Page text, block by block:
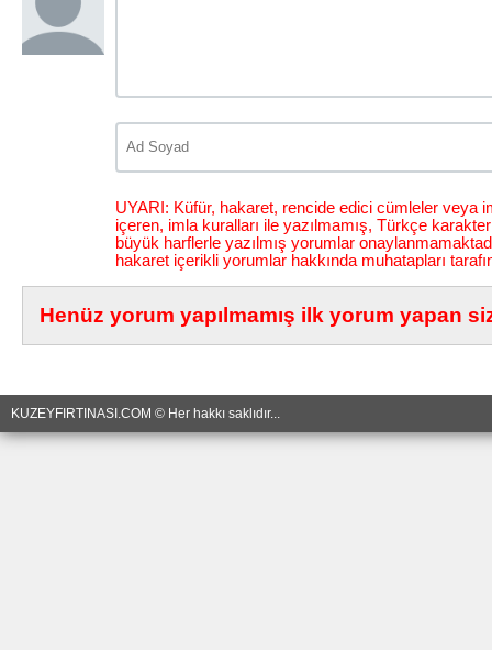
UYARI: Küfür, hakaret, rencide edici cümleler veya
içeren, imla kuralları ile yazılmamış, Türkçe
büyük harflerle yazılmış yorumlar
hakaret içerikli yorumlar hakkında muhatapları
Henüz yorum yapılmamış ilk yorum yapan
KUZEYFIRTINASI.COM © Her hakkı saklıdır...